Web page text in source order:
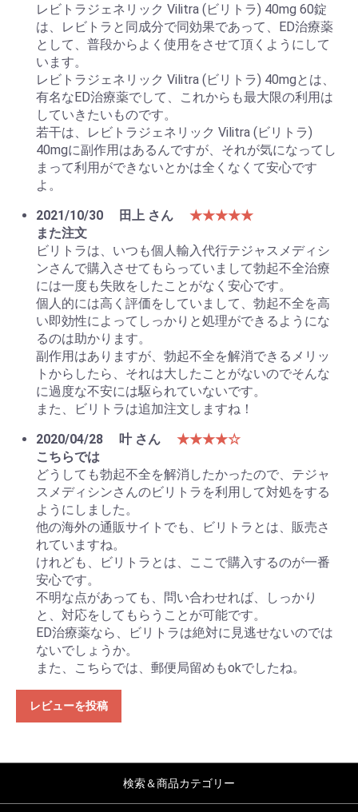
レビトラジェネリック Vilitra (ビリトラ) 40mg 60錠
は、レビトラと同成分で同効果であって、ED治療薬
として、普段からよく使用をさせて頂くようにして
います。
レビトラジェネリック Vilitra (ビリトラ) 40mgとは、
有名なED治療薬でして、これからも最大限の利用は
していきたいものです。
若干は、レビトラジェネリック Vilitra (ビリトラ)
40mgに副作用はあるんですが、それが気になってし
まって利用ができないとかは全くなくて安心です
よ。
2021/10/30
田上 さん
★★★★★
また注文
ビリトラは、いつも個人輸入代行テジャスメディシ
ンさんで購入させてもらっていまして勃起不全治療
には一度も失敗をしたことがなく安心です。
個人的には高く評価をしていまして、勃起不全を高
い即効性によってしっかりと処理ができるようにな
るのは助かります。
副作用はありますが、勃起不全を解消できるメリッ
トからしたら、それは大したことがないのでそんな
に過度な不安には駆られていないです。
また、ビリトラは追加注文しますね！
2020/04/28
叶 さん
★★★★☆
こちらでは
どうしても勃起不全を解消したかったので、テジャ
スメディシンさんのビリトラを利用して対処をする
ようにしました。
他の海外の通販サイトでも、ビリトラとは、販売さ
れていますね。
けれども、ビリトラとは、ここで購入するのが一番
安心です。
不明な点があっても、問い合わせれば、しっかり
と、対応をしてもらうことが可能です。
ED治療薬なら、ビリトラは絶対に見逃せないのでは
ないでしょうか。
また、こちらでは、郵便局留めもokでしたね。
レビューを投稿
検索＆商品カテゴリー